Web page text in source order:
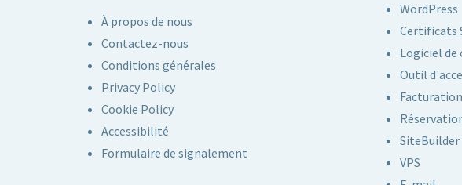
À propos de nous
Contactez-nous
Conditions générales
Privacy Policy
Cookie Policy
Accessibilité
Formulaire de signalement
WordPress
Certificats
Logiciel de
Outil
SiteBuilder
VPS